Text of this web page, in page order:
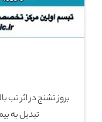
تبدیل به